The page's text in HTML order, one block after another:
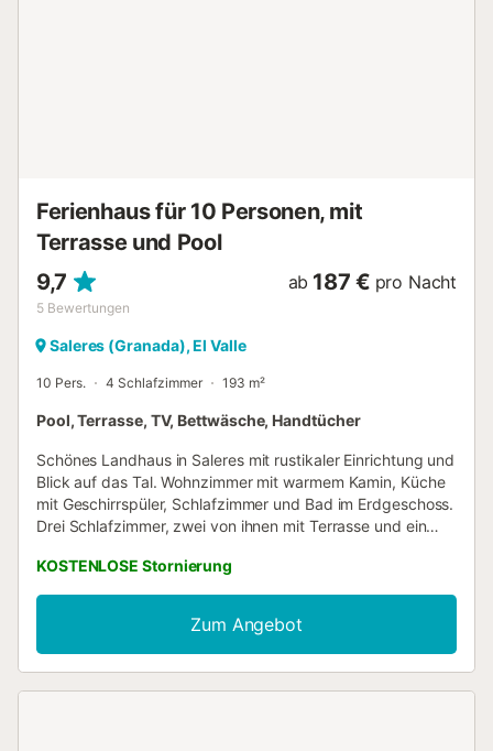
Ferienhaus für 10 Personen, mit
Terrasse und Pool
9,7
5 Bewertungen
ab 187 € pro Nacht
Saleres (Granada), El Valle
10 Pers. 4 Schlafzimmer 193 m²
Pool, Terrasse, TV, Bettwäsche, Handtücher
Schönes Landhaus in Saleres mit rustikaler Einrichtung und
Blick auf das Tal. Wohnzimmer mit warmem Kamin, Küche
mit Geschirrspüler, Schlafzimmer und Bad im Erdgeschoss.
Drei Schlafzimmer, zwei von ihnen mit Terrasse und ein
dieses Haus. Sie können Spaziergänge durch die Straßen
dieser typischen Stadt Granada genießen. Barranco de la
Luna ein paar Minuten zu Fuß. Tropische Küste nur 30min
und Granada ca. 35min. Skigebiet der Sierra Nevada
50min.Schwimmbad für den privaten Gebrauch von 3,38 *
KOSTENLOSE Stornierung
Zum Angebot